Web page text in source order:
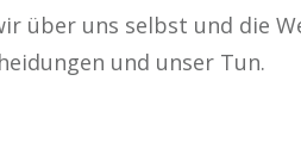
über uns selbst und die
und unser Tun.